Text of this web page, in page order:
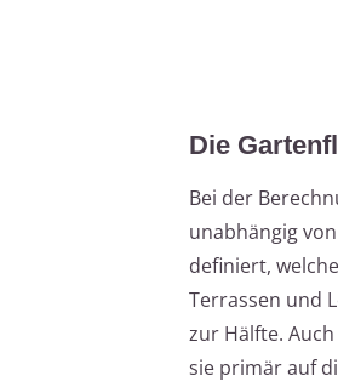
Die
Bei der
unabhängig
definiert,
Terrassen und
zur Hälfte.
sie primär auf